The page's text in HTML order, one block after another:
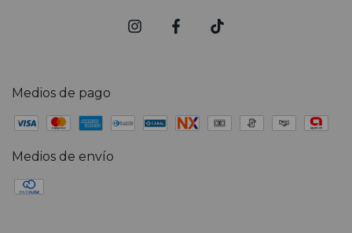
Medios de pago
Medios de envío